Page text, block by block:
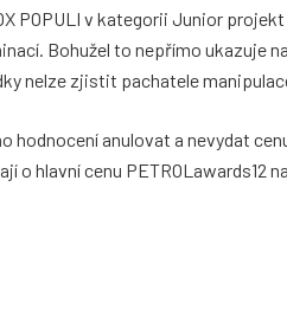
POPULI v kategorii Junior
Bohužel to nepřímo ukazuje
nelze zjistit pachatele
anulovat a nevydat
hlavní cenu PETROLawards12